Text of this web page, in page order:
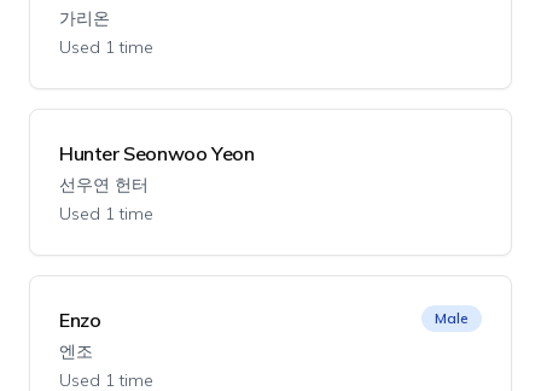
가리온
Used 1 time
Hunter Seonwoo Yeon
선우연 헌터
Used 1 time
Enzo
엔조
Used 1 time
Male